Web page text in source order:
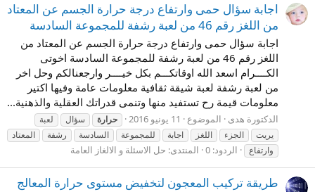
اجابة سؤال حمى وارتفاع درجة حرارة الجسم عن المعتاد
من اللغز رقم 46 من لعبة رشفة للمجموعة السادسة
اجابة سؤال حمى وارتفاع درجة حرارة الجسم عن المعتاد من
اللغز رقم 46 من لعبة رشفة للمجموعة السادسة اخوتى
الكــــرام اسعد الله اوقاتكـــم بكل خيــــر وارجعنالكم وحل اخر
من لعبة رشفة لعبة شيقة ثقافية معلومات عامة وفيها اكتير
معلومات قيمة رح تستفيد منها وتنمى قدراتك العقلية والذهنية...
الدكتورة هدى الموضوع 11 يونيو 2016 حرارة سؤال
لعبة
يريت
الجزء اللغز اجابة للمجموعة السادسة رشفة
المعتاد
وارتفاع
الردود: 0 المنتدى: حل الاسئلة و الالغاز العامة
طريقة تركيب المعجون لتخفيض مستوى حرارة المعالج